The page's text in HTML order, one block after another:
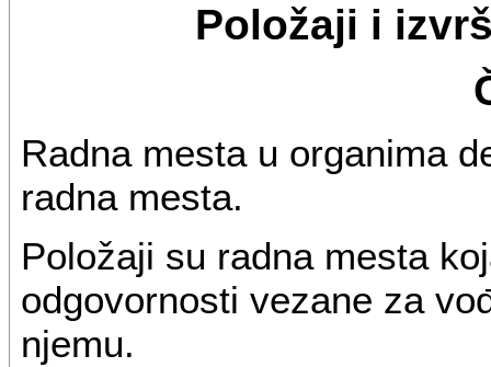
Položaji i
Radna mesta u organima
radna mesta.
Položaji su radna mesta
odgovornosti vezane za
njemu.